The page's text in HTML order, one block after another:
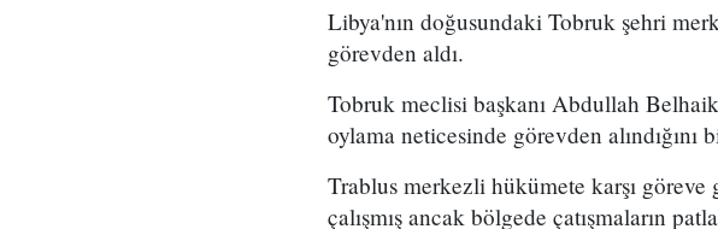
Libya'nın doğusundaki Tobruk şehri
görevden aldı.
Tobruk meclisi başkanı Abdullah
oylama neticesinde görevden alındığını
Trablus merkezli hükümete karşı
çalışmış ancak bölgede çatışmaların